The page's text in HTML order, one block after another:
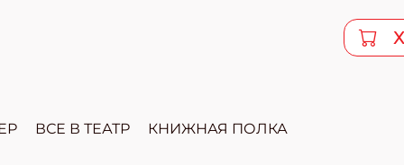
ВСЕ В ТЕАТР КНИЖНАЯ ПОЛКА